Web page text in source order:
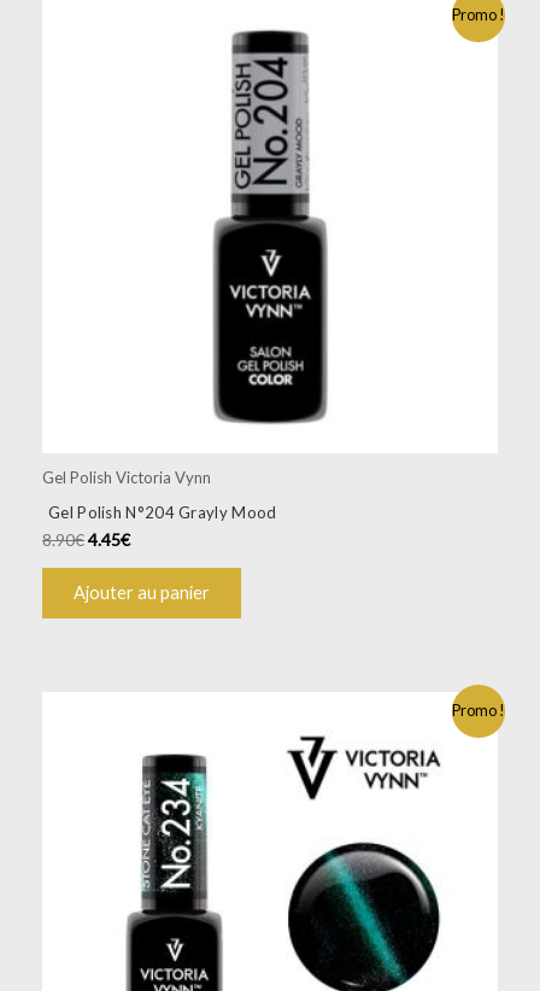
Promo !
Gel Polish Victoria Vynn
Gel Polish N°204 Grayly Mood
8.90€4.45€
Ajouter au panier
Promo !